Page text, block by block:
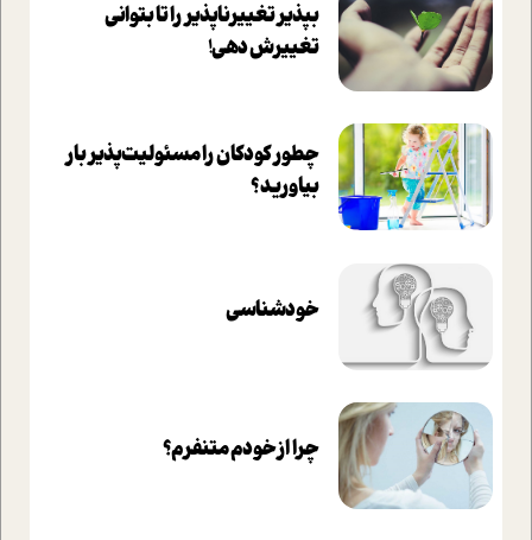
بپذير تغييرناپذير را تا بتواني
تغييرش دهي!‏
چطور کودکان را مسئولیت‌پذیر بار
بیاورید؟
خودشناسی
چرا از خودم متنفرم؟